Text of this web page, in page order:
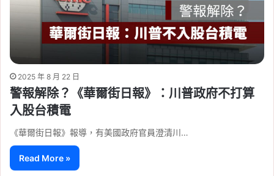
2025 年 8 月 22 日
警報解除？《華爾街日報》：川普政府不打算
入股台積電
《華爾街日報》報導，有美國政府官員澄清川…
Read More »